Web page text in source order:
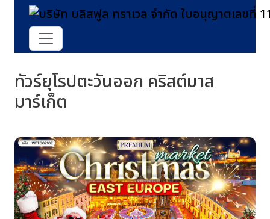
ทัวร์ยุโรปตะวันออก คริสต์มาส
มาร์เก็ต